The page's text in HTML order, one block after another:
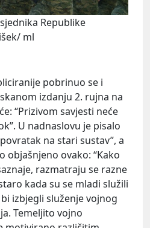
Republike
ml
pobrinuo se i
izdanju 2. rujna na
“Prizivom savjesti neće
U nadnaslovu je pisalo
na stari sustav”, a
objašnjeno ovako: “Kako
razmatraju se razne
kada su se mladi služili
izbjegli služenje vojnog
Temeljito vojno